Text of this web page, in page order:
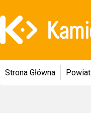
Strona Główna Powiat